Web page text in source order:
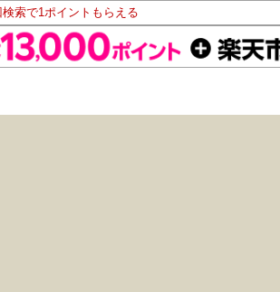
索で1ポイントもらえる